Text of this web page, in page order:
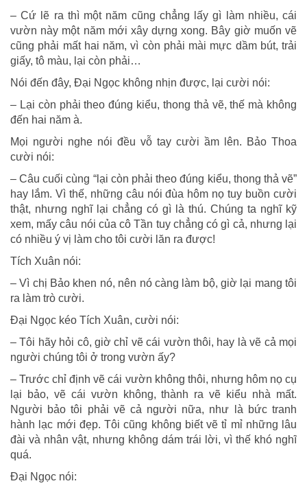
– Cứ lẽ ra thì một năm cũng chẳng lấy gì làm nhiều, cái
vườn này một năm mới xây dựng xong. Bây giờ muốn vẽ
cũng phải mất hai năm, vì còn phải mài mực dầm bút, trải
giấy, tô màu, lại còn phải…
Nói đến đây, Đại Ngọc không nhịn được, lại cười nói:
– Lại còn phải theo đúng kiểu, thong thả vẽ, thế mà không
đến hai năm à.
Mọi người nghe nói đều vỗ tay cười ầm lên. Bảo Thoa
cười nói:
– Câu cuối cùng “lại còn phải theo đúng kiểu, thong thả vẽ”
hay lắm. Vì thế, những câu nói đùa hôm nọ tuy buồn cười
thật, nhưng nghĩ lại chẳng có gì là thú. Chúng ta nghĩ kỹ
xem, mấy câu nói của cô Tần tuy chẳng có gì cả, nhưng lại
có nhiều ý vị làm cho tôi cười lăn ra được!
Tích Xuân nói:
– Vì chị Bảo khen nó, nên nó càng làm bộ, giờ lại mang tôi
ra làm trò cười.
Đại Ngọc kéo Tích Xuân, cười nói:
– Tôi hãy hỏi cô, giờ chỉ vẽ cái vườn thôi, hay là vẽ cả mọi
người chúng tôi ở trong vườn ấy?
– Trước chỉ định vẽ cái vườn không thôi, nhưng hôm nọ cụ
lại bảo, vẽ cái vườn không, thành ra vẽ kiểu nhà mất.
Người bảo tôi phải vẽ cả người nữa, như là bức tranh
hành lạc mới đẹp. Tôi cũng không biết vẽ tỉ mỉ những lâu
đài và nhân vật, nhưng không dám trái lời, vì thế khó nghĩ
quá.
Đại Ngọc nói: